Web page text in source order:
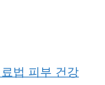
법 피부 건강